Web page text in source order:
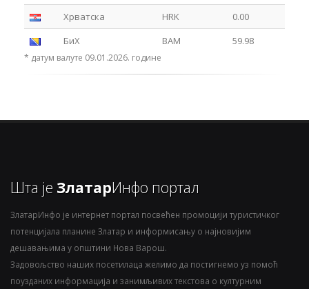
Хрватска
HRK
0.00
БиХ
BAM 59.98
* датум валуте 09.01.2026. године
Шта је ЗлатарИнфо портал
ЗлатарИнфо је интернет портал посвећен промоцији туристичког
потенцијала планине Златар и информисању о најновијим
дешавањима у општини Нова Варош.
Задовољство наших посетилаца желимо да постигнемо уз помоћ
поузданих информација и занимљивих текстова о културним